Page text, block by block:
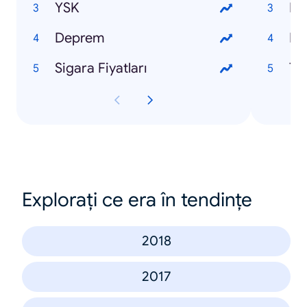
YSK
Deprem
Sigara Fiyatları
Explorați ce era în tendințe
2018
2017